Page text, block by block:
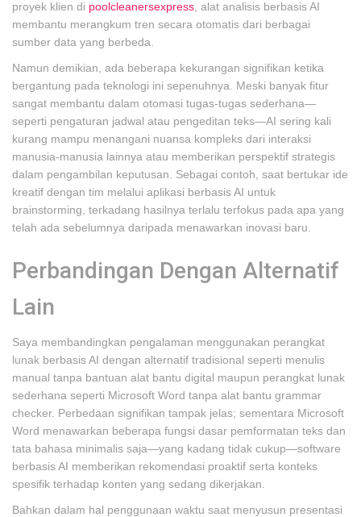
proyek klien di poolcleanersexpress , alat analisis berbasis AI
membantu merangkum tren secara otomatis dari berbagai
sumber data yang berbeda.
Namun demikian, ada beberapa kekurangan signifikan ketika
bergantung pada teknologi ini sepenuhnya. Meski banyak fitur
sangat membantu dalam otomasi tugas-tugas sederhana—
seperti pengaturan jadwal atau pengeditan teks—AI sering kali
kurang mampu menangani nuansa kompleks dari interaksi
manusia-manusia lainnya atau memberikan perspektif strategis
dalam pengambilan keputusan. Sebagai contoh, saat bertukar ide
kreatif dengan tim melalui aplikasi berbasis AI untuk
brainstorming, terkadang hasilnya terlalu terfokus pada apa yang
telah ada sebelumnya daripada menawarkan inovasi baru.
Perbandingan Dengan Alternatif
Lain
Saya membandingkan pengalaman menggunakan perangkat
lunak berbasis AI dengan alternatif tradisional seperti menulis
manual tanpa bantuan alat bantu digital maupun perangkat lunak
sederhana seperti Microsoft Word tanpa alat bantu grammar
checker. Perbedaan signifikan tampak jelas; sementara Microsoft
Word menawarkan beberapa fungsi dasar pemformatan teks dan
tata bahasa minimalis saja—yang kadang tidak cukup—software
berbasis AI memberikan rekomendasi proaktif serta konteks
spesifik terhadap konten yang sedang dikerjakan.
Bahkan dalam hal penggunaan waktu saat menyusun presentasi